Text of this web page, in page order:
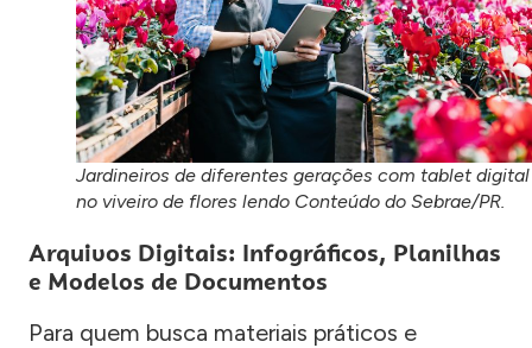
Jardineiros de diferentes gerações com tablet digital
no viveiro de flores lendo Conteúdo do Sebrae/PR.
Arquivos Digitais: Infográficos, Planilhas
e Modelos de Documentos
Para quem busca materiais práticos e